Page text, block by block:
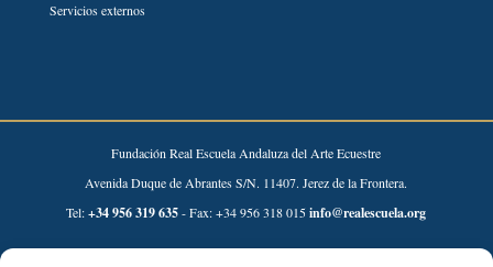
Servicios externos
Fundación Real Escuela Andaluza del Arte Ecuestre
Avenida Duque de Abrantes S/N. 11407. Jerez de la Frontera.
Tel:+34 956 319 635- Fax: +34 956 318 015info@realescuela.org
Desarrollado por: